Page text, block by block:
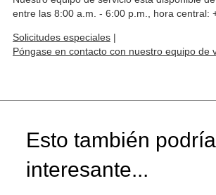
entre las 8:00 a.m. - 6:00 p.m., hora central:
Solicitudes especiales |
Póngase en contacto con nuestro equipo de
Esto también
interesante...